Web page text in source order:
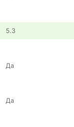
5.3
Да
Да